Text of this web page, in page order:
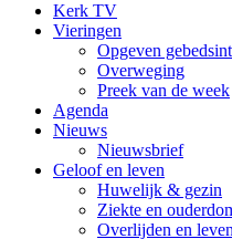
Kerk TV
Vieringen
Opgeven
Overweging
Preek van de week
Agenda
Nieuws
Nieuwsbrief
Geloof en leven
Huwelijk & gezin
Ziekte en
Overlijden en